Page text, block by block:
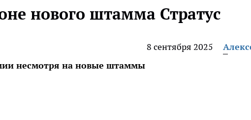
нового штамма Стратус
8 сентября 2025
несмотря на новые штаммы